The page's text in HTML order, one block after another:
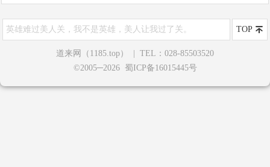
英雄难过美人关，我不是英雄，美人让我过了关。 TOP
道来网（1185.top）
TEL：028-85503520
©2005─2026 蜀ICP备16015445号